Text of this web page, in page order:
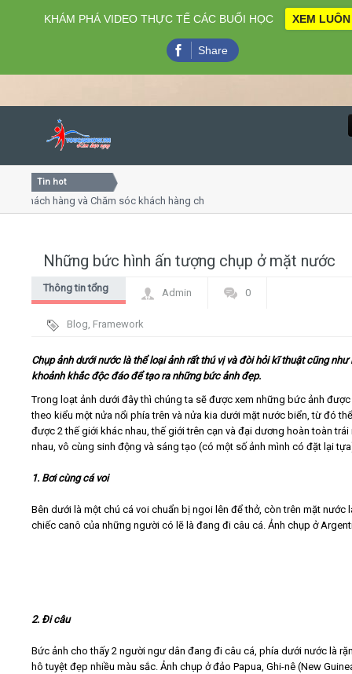
Close
Home
Giới thiệu
Kiến thức
Tin hot
hàng và Chăm sóc khách hàng chuyên nghiệp
Những bức hình ấn tượng chụp ở mặt nước
Thông tin tổng
Admin 0
Blog, Framework
Chụp ảnh dưới nước là thể loại ảnh rất thú vị và đòi hỏi kĩ thuật cũng như
khoảnh khắc độc đáo để tạo ra những bức ảnh đẹp.
Trong loạt ảnh dưới đây thì chúng ta sẽ được xem những bức ảnh
theo kiểu một nửa nổi phía trên và nửa kia dưới mặt nước biển, từ đó
được 2 thế giới khác nhau, thế giới trên cạn và đại dương hoàn toàn
nhau, vô cùng sinh động và sáng tạo (có một số ảnh mình có đặt lại
1. Bơi cùng cá voi
Bên dưới là một chú cá voi chuẩn bị ngoi lên để thở, còn trên mặt nước
chiếc canô của những người có lẽ là đang đi câu cá. Ảnh chụp ở
2. Đi câu
Bức ảnh cho thấy 2 người ngư dân đang đi câu cá, phía dưới nước là
hô tuyệt đẹp nhiều màu sắc. Ảnh chụp ở đảo Papua, Ghi-nê (New
KHÁM PHÁ VIDEO THỰC TẾ CÁC BUỔI HỌC XEM LUÔN
Share